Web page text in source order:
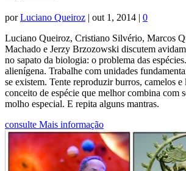
porLuciano Queiroz | out 1, 2014 | 0
Luciano Queiroz, Cristiano Silvério, Marcos
Machado e Jerzy Brzozowski discutem
no sapato da biologia: o problema das
alienígena. Trabalhe com unidades
se existem. Tente reproduzir burros, camelos
conceito de espécie que melhor combina com
molho especial. E repita alguns mantras.
consulte Mais informação